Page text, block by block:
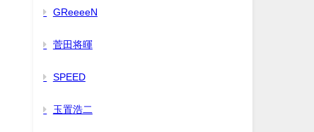
GReeeeN
菅田将暉
SPEED
玉置浩二